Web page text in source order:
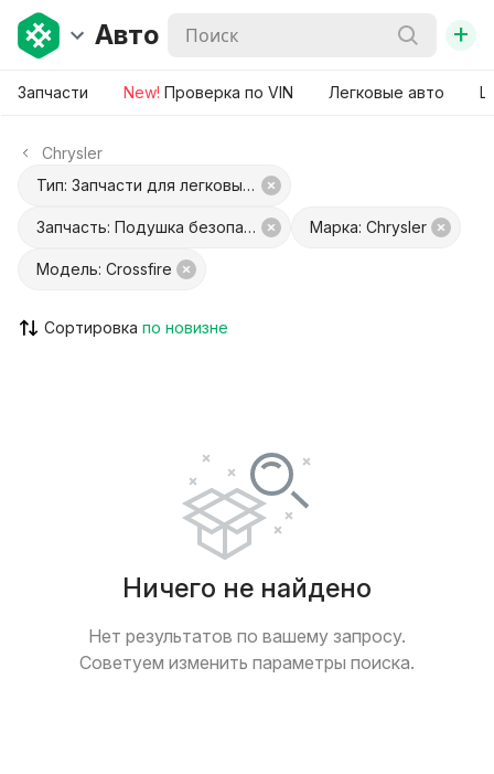
Авто +
Запчасти New! Проверка по VIN Легковые авто
Chrysler
Тип: Запчасти для легковых авто
Запчасть: Подушка безопасности Марка: Chrysler
Модель: Crossfire
Сортировка
Ничего не найдено
Нет результатов по вашему запросу.
Советуем изменить параметры поиска.